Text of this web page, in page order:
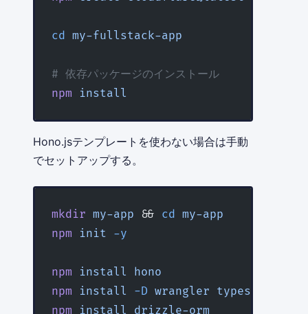
cd my-fullstack-app
# 依存パッケージのインストール
npm install
Hono.jsテンプレートを使わない場合は手動
でセットアップする。
mkdir my-app && cd my-app
npm init -y
npm install hono
npm install -D wrangler typescript
npm install drizzle-orm